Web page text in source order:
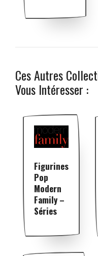
Ces Autres
Vous Intéresser :
Figurines
Pop
Modern
Family –
Séries